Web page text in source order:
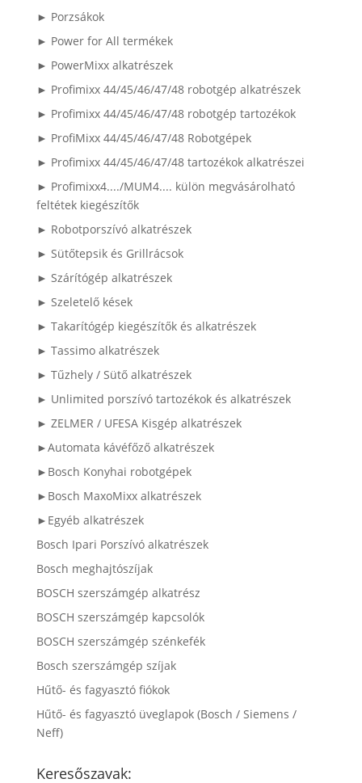
► Porzsákok
► Power for All termékek
► PowerMixx alkatrészek
► Profimixx 44/45/46/47/48 robotgép alkatrészek
► Profimixx 44/45/46/47/48 robotgép tartozékok
► ProfiMixx 44/45/46/47/48 Robotgépek
► Profimixx 44/45/46/47/48 tartozékok alkatrészei
► Profimixx4..../MUM4.... külön megvásárolható
feltétek kiegészítők
► Robotporszívó alkatrészek
► Sütőtepsik és Grillrácsok
► Szárítógép alkatrészek
► Szeletelő kések
► Takarítógép kiegészítők és alkatrészek
► Tassimo alkatrészek
► Tűzhely / Sütő alkatrészek
► Unlimited porszívó tartozékok és alkatrészek
► ZELMER / UFESA Kisgép alkatrészek
►Automata kávéfőző alkatrészek
►Bosch Konyhai robotgépek
►Bosch MaxoMixx alkatrészek
►Egyéb alkatrészek
Bosch Ipari Porszívó alkatrészek
Bosch meghajtószíjak
BOSCH szerszámgép alkatrész
BOSCH szerszámgép kapcsolók
BOSCH szerszámgép szénkefék
Bosch szerszámgép szíjak
Hűtő- és fagyasztó fiókok
Hűtő- és fagyasztó üveglapok (Bosch / Siemens /
Neff)
Keresőszavak: